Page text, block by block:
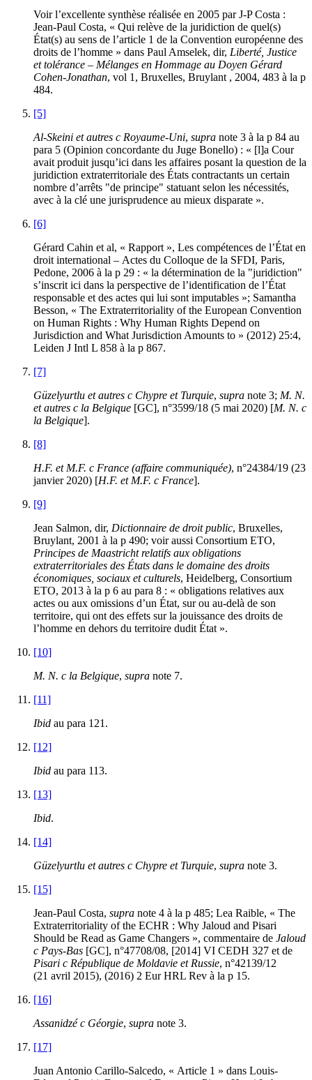
Voir l’excellente synthèse réalisée en 2005 par J-P Costa :
Jean-Paul Costa, « Qui relève de la juridiction de quel(s)
État(s) au sens de l’article 1 de la Convention européenne des
droits de l’homme » dans Paul Amselek, dir, Liberté, Justice
et tolérance – Mélanges en Hommage au Doyen Gérard
Cohen-Jonathan, vol 1, Bruxelles, Bruylant , 2004, 483 à la p
484.
[5]
Al-Skeini et autres c Royaume-Uni, supra note 3 à la p 84 au
para 5 (Opinion concordante du Juge Bonello) : « [l]a Cour
avait produit jusqu’ici dans les affaires posant la question de la
juridiction extraterritoriale des États contractants un certain
nombre d’arrêts "de principe" statuant selon les nécessités,
avec à la clé une jurisprudence au mieux disparate ».
[6]
Gérard Cahin et al, « Rapport », Les compétences de l’État en
droit international – Actes du Colloque de la SFDI, Paris,
Pedone, 2006 à la p 29 : « la détermination de la "juridiction"
s’inscrit ici dans la perspective de l’identification de l’État
responsable et des actes qui lui sont imputables »; Samantha
Besson, « The Extraterritoriality of the European Convention
on Human Rights : Why Human Rights Depend on
Jurisdiction and What Jurisdiction Amounts to » (2012) 25:4,
Leiden J Intl L 858 à la p 867.
[7]
Güzelyurtlu et autres c Chypre et Turquie, supra note 3; M. N.
et autres c la Belgique [GC], n°3599/18 (5 mai 2020) [M. N. c
la Belgique].
[8]
H.F. et M.F. c France (affaire communiquée), n°24384/19 (23
janvier 2020) [H.F. et M.F. c France].
[9]
Jean Salmon, dir, Dictionnaire de droit public, Bruxelles,
Bruylant, 2001 à la p 490; voir aussi Consortium ETO,
Principes de Maastricht relatifs aux obligations
extraterritoriales des États dans le domaine des droits
économiques, sociaux et culturels, Heidelberg, Consortium
ETO, 2013 à la p 6 au para 8 : « obligations relatives aux
actes ou aux omissions d’un État, sur ou au-delà de son
territoire, qui ont des effets sur la jouissance des droits de
l’homme en dehors du territoire dudit État ».
[10]
M. N. c la Belgique, supra note 7.
[11]
Ibid au para 121.
[12]
Ibid au para 113.
[13]
Ibid.
[14]
Güzelyurtlu et autres c Chypre et Turquie, supra note 3.
[15]
Jean-Paul Costa, supra note 4 à la p 485; Lea Raible, « The
Extraterritoriality of the ECHR : Why Jaloud and Pisari
Should be Read as Game Changers », commentaire de Jaloud
c Pays-Bas [GC], n°47708/08, [2014] VI CEDH 327 et de
Pisari c République de Moldavie et Russie, n°42139/12
(21 avril 2015), (2016) 2 Eur HRL Rev à la p 15.
[16]
Assanidzé c Géorgie, supra note 3.
[17]
Juan Antonio Carillo-Salcedo, « Article 1 » dans Louis-